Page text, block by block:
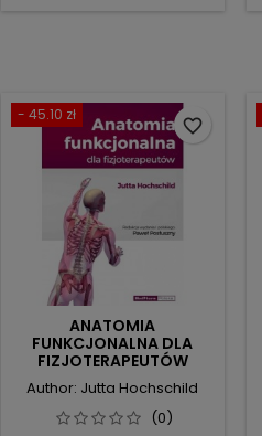
- 45.10 zł
ANATOMIA
FUNKCJONALNA DLA
FIZJOTERAPEUTÓW
Author: Jutta Hochschild
(0)
favorite_border